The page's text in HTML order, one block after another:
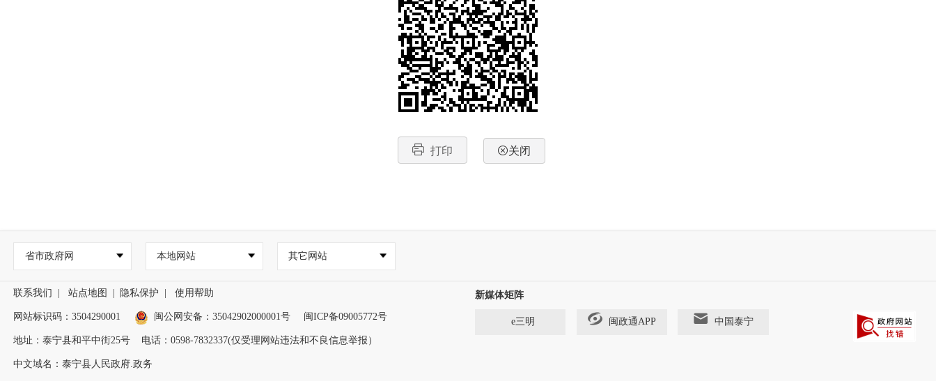
打印 关闭
省市政府网 本地网站 其它网站
联系我们 站点地图 隐私保护 使用帮助
网站标识码：3504290001 闽公网安备： 35042902000001号 闽ICP备09005772号
地址：泰宁县和平中街25号 电话：0598-7832337(仅受理网站违法和不良信息举报）
中文域名：泰宁县人民政府.政务
新媒体矩阵
e三明 闽政通APP 中国泰宁